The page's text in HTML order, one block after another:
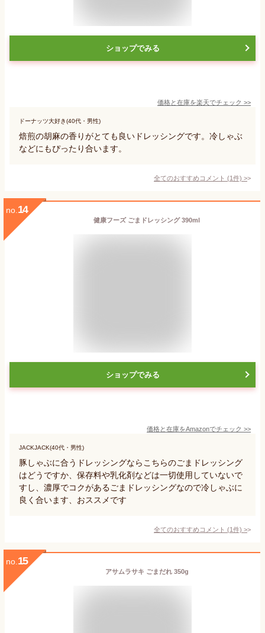
ショップでみる
価格と在庫を楽天でチェック >>
ドーナッツ大好き(40代・男性)
焙煎の胡麻の香りがとても良いドレッシングです。冷しゃぶ
などにもぴったり合います。
全てのおすすめコメント (1件) >
no. 14
健康フーズ ごまドレッシング 390ml
ショップでみる
価格と在庫をAmazonでチェック >>
JACKJACK(40代・男性)
豚しゃぶに合うドレッシングならこちらのごまドレッシング
はどうですか、保存料や乳化剤などは一切使用していないで
すし、濃厚でコクがあるごまドレッシングなので冷しゃぶに
良く合います、おススメです
全てのおすすめコメント (1件) >
no. 15
アサムラサキ ごまだれ 350g